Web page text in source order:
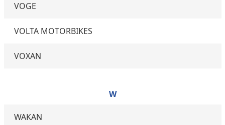
VOGE
VOLTA MOTORBIKES
VOXAN
W
WAKAN